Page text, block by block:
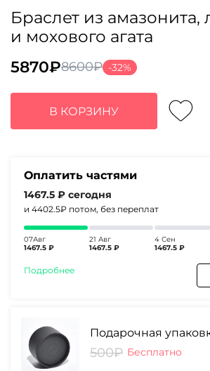
Браслет из амазонита,
и мохового агата
8600₽
Первоначальная
цена
составляла
8600₽.
5870₽
Текущая
цена:
5870₽.
-32%
В КОРЗИНУ
Оплатить частями
1467.5 ₽ сегодня
и 4402.5₽ потом, без переплат
07Авг
1467.5 ₽
21 Авг
1467.5 ₽
4 Сен
1467.5 ₽
Подробнее
Подарочная
500₽ Бесплатно